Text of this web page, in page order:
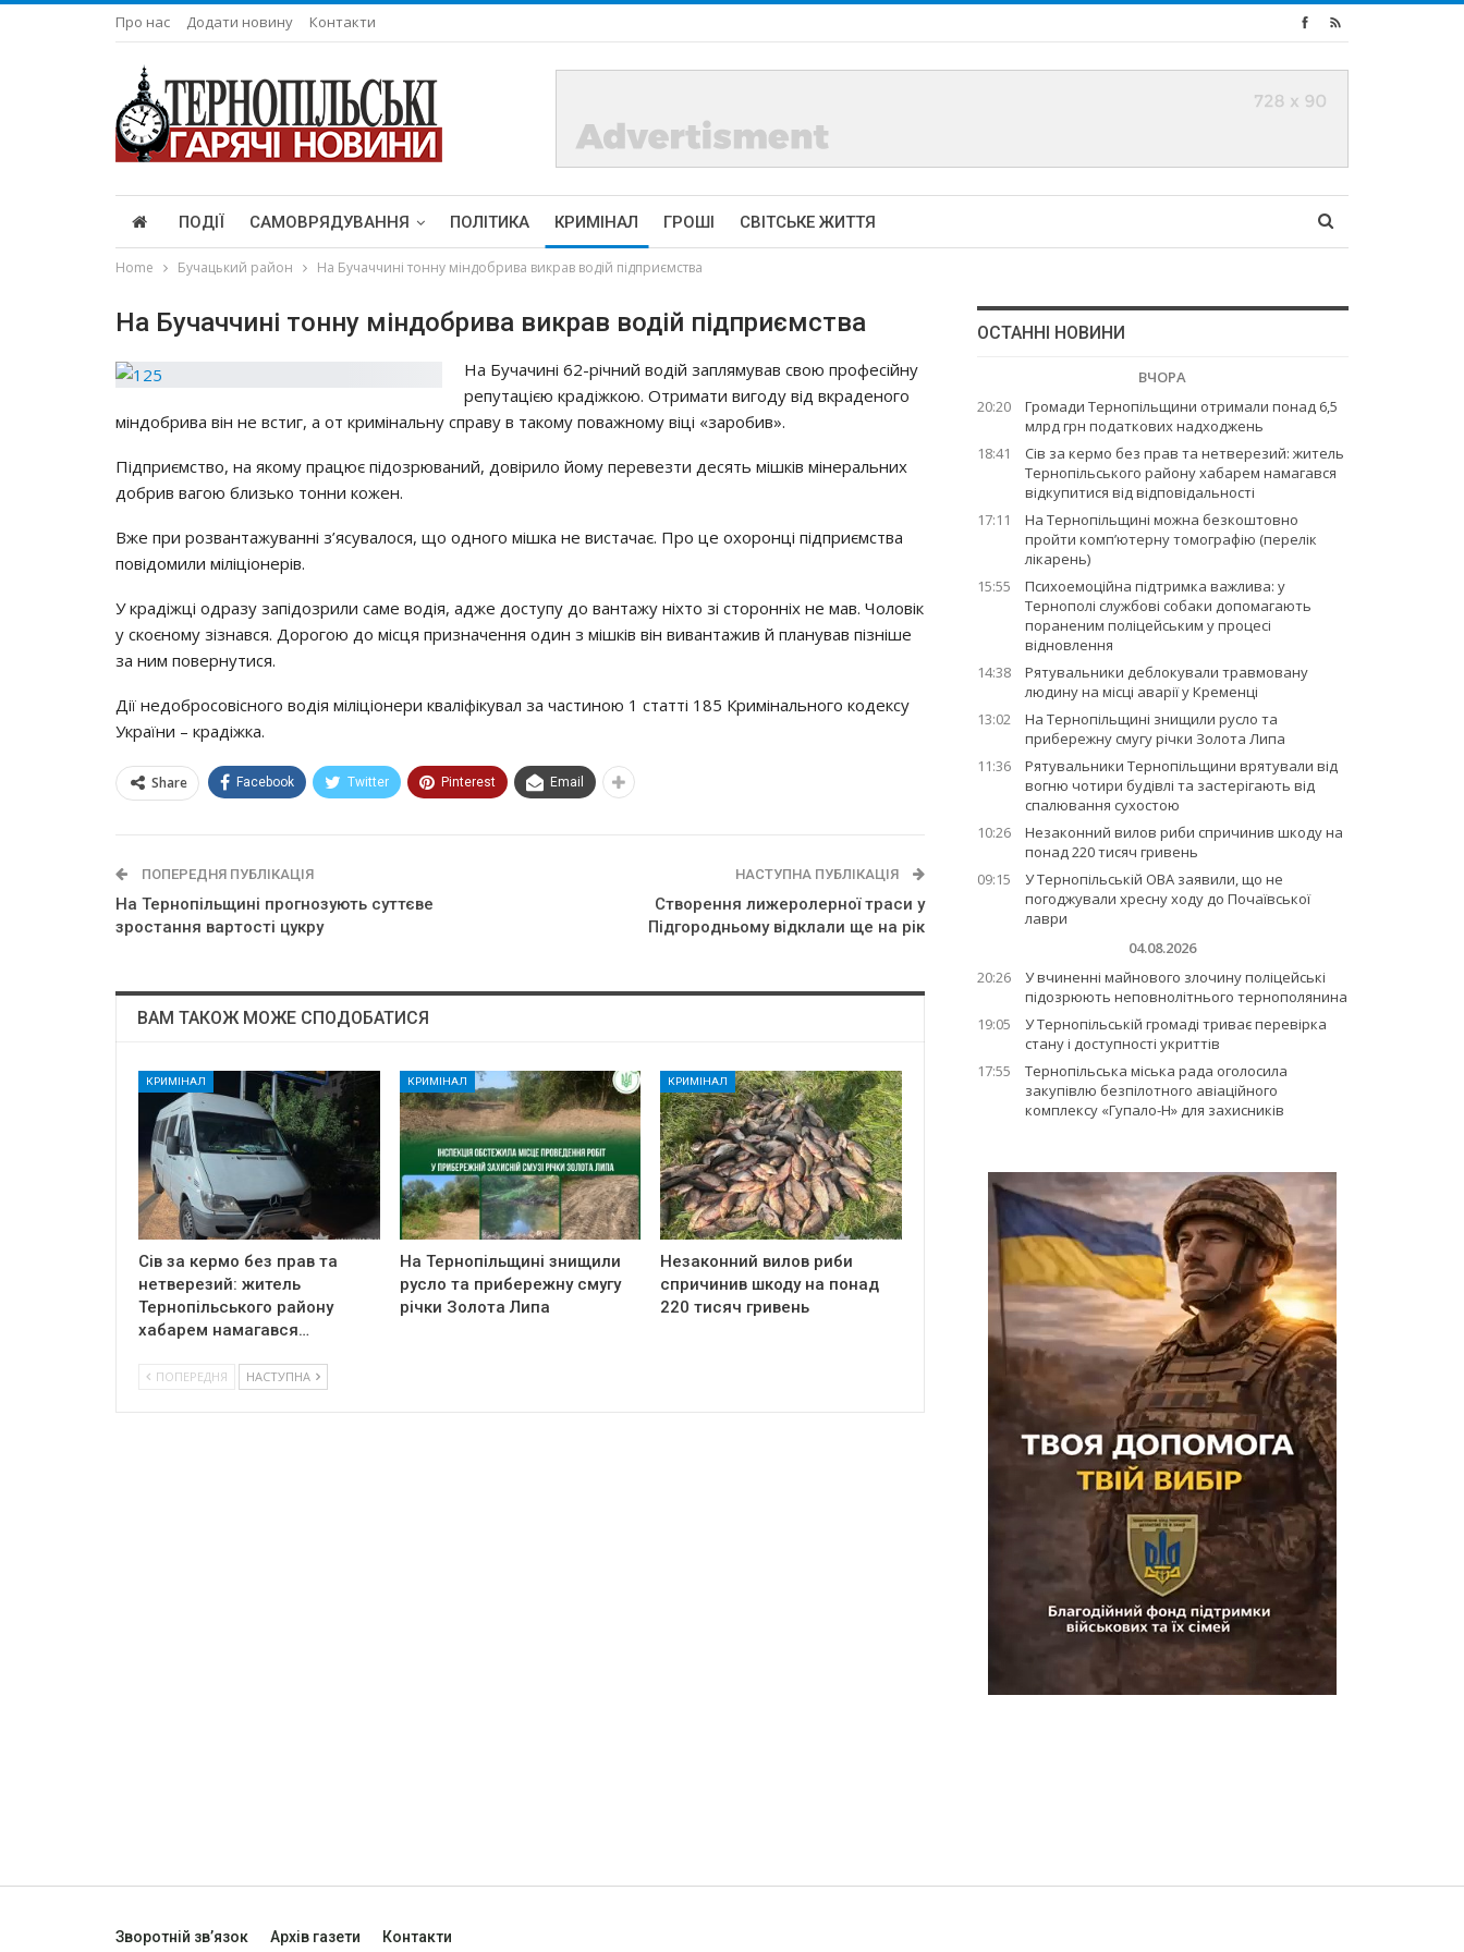
Про нас Додати новину Контакти
ПОДІЇ САМОВРЯДУВАННЯ ПОЛІТИКА КРИМІНАЛ ГРОШІ СВІТСЬКЕ ЖИТТЯ
Home Бучацький район На Бучаччині тонну міндобрива викрав водій підприємства
На Бучаччині тонну міндобрива викрав водій підприємства
На Бучачині 62-річний водій заплямував свою професійну
репутацією крадіжкою. Отримати вигоду від вкраденого
міндобрива він не встиг, а от кримінальну справу в такому поважному віці «заробив».
Підприємство, на якому працює підозрюваний, довірило йому перевезти десять мішків мінеральних
добрив вагою близько тонни кожен.
Вже при розвантажуванні з’ясувалося, що одного мішка не вистачає. Про це охоронці підприємства
повідомили міліціонерів.
У крадіжці одразу запідозрили саме водія, адже доступу до вантажу ніхто зі сторонніх не мав. Чоловік
у скоєному зізнався. Дорогою до місця призначення один з мішків він вивантажив й планував пізніше
за ним повернутися.
Дії недобросовісного водія міліціонери кваліфікувал за частиною 1 статті 185 Кримінального кодексу
України – крадіжка.
Share Facebook Twitter Pinterest Email
ПОПЕРЕДНЯ ПУБЛІКАЦІЯ
На Тернопільщині прогнозують суттєве
зpocтaння вapтocтi цукру
НАСТУПНА ПУБЛІКАЦІЯ
Ствopeння лижepoлepнoї тpacи y
Пiдгopoдньoмy вiдклaли щe нa piк
ВАМ ТАКОЖ МОЖЕ СПОДОБАТИСЯ
КРИМІНАЛ
Сів за кермо без прав та
нетверезий: житель
Тернопільського району
хабарем намагався…
КРИМІНАЛ
На Тернопільщині знищили
русло та прибережну смугу
річки Золота Липа
КРИМІНАЛ
Незаконний вилов риби
спричинив шкоду на понад
220 тисяч гривень
ПОПЕРЕДНЯ НАСТУПНА
ОСТАННІ НОВИНИ
ВЧОРА
20:20
Громади Тернопільщини отримали понад 6,5
млрд грн податкових надходжень
18:41
Сів за кермо без прав та нетверезий: житель
Тернопільського району хабарем намагався
відкупитися від відповідальності
17:11
На Тернопільщині можна безкоштовно
пройти комп’ютерну томографію (перелік
лікарень)
15:55
Психоемоційна підтримка важлива: у
Тернополі службові собаки допомагають
пораненим поліцейським у процесі
відновлення
14:38
Рятувальники деблокували травмовану
людину на місці аварії у Кременці
13:02
На Тернопільщині знищили русло та
прибережну смугу річки Золота Липа
11:36
Рятувальники Тернопільщини врятували від
вогню чотири будівлі та застерігають від
спалювання сухостою
10:26
Незаконний вилов риби спричинив шкоду на
понад 220 тисяч гривень
09:15
У Тернопільській ОВА заявили, що не
погоджували хресну ходу до Почаївської
лаври
04.08.2026
20:26
У вчиненні майнового злочину поліцейські
підозрюють неповнолітнього тернополянина
19:05
У Тернопільській громаді триває перевірка
стану і доступності укриттів
17:55
Тернопільська міська рада оголосила
закупівлю безпілотного авіаційного
комплексу «Гупало-Н» для захисників
Зворотній зв’язок Архів газети Контакти